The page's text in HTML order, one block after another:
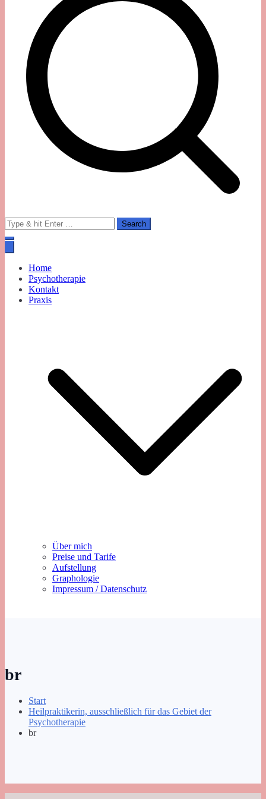
Search
for:
Home
Psychotherapie
Kontakt
Praxis
Über mich
Preise und Tarife
Aufstellung
Graphologie
Impressum / Datenschutz
br
Start
Heilpraktikerin, ausschließlich für das Gebiet der
Psychotherapie
br